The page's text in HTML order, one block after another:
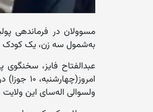
مسوولان در فرماندهی
به‌شمول سه زن، یک کودک و دو مرد
عبدالفتاح فایز، سخنگوی
ولسوالی اله‌سای این